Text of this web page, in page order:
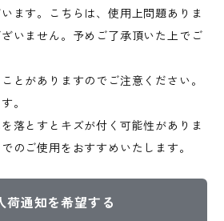
ます。こちらは、使用上問題ありま
いません。予めご了承頂いた上でご
とがありますのでご注意ください。
。
落とすとキズが付く可能性がありま
のご使用をおすすめいたします。
荷通知を希望する